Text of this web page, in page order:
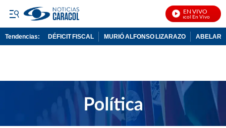
EN VIVO
Noticias Caracol En Vivo
Tendencias: DÉFICIT FISCAL MURIÓ ALFONSO LIZARAZO